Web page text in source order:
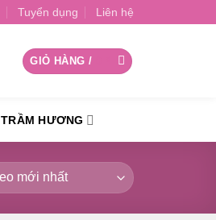
Tuyển dụng Liên hệ
GIỎ HÀNG /
TRẦM HƯƠNG